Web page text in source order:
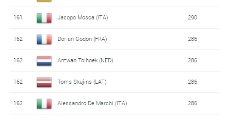
161 Jacopo Mosca (ITA) 290
162 Dorian Godon (FRA) 286
162 Antwan Tolhoek (NED) 286
162 Toms Skujins (LAT) 286
162 Alessandro De Marchi (ITA) 286